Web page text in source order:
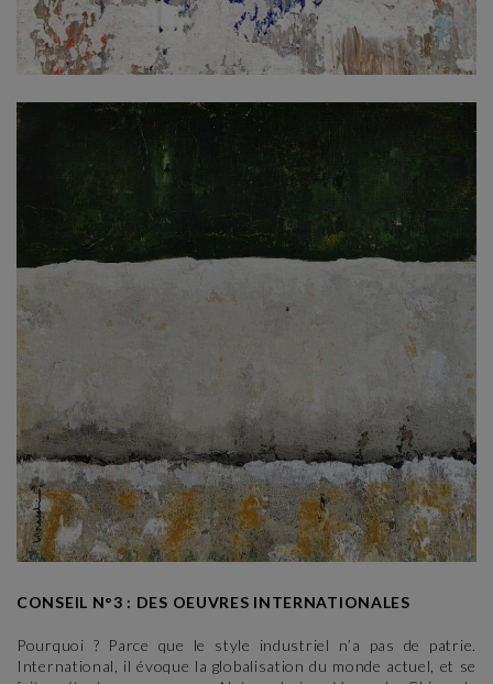
CONSEIL N°3 : DES OEUVRES INTERNATIONALES
Pourquoi ? Parce que le style industriel n’a pas de patrie.
International, il évoque la globalisation du monde actuel, et se